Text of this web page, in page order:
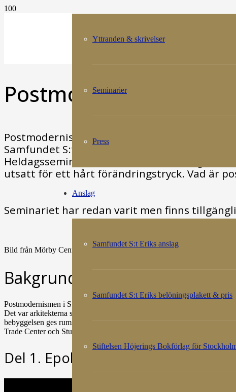
Yttranden & skrivelser
Seminarier
Press
Anslag
Samfundet S:t Eriks anslag
Samfundet S:t Eriks belöningsplakett & pris
Stiftelsen Höjerings Bokförlag för
Postmodernismen i
Postmodernism omfattar allt från arkitektur,
Samfundet S:t Erik tillsammans med ArkDes
Heldagsseminariet innehöll föreläsningar
utsatt för ett hårt förändringstryck. Vad är
Seminariet har redan varit men finns
Bild från Mörby Centrum tunnelbanestation, designad av Gösta
Bakgrund
Postmodernismen i Stockholm är eklektisk. I stadsplaneringen kom
Det var arkitekterna som drev fram postmodernismen genom att friskt
bebyggelsen ges rumsliga gårdar. Postmodernismen återspeglas såväl
Trade Center och Sturegallerians interiör som nu är under ombyggnad.
Del 1. Epoken